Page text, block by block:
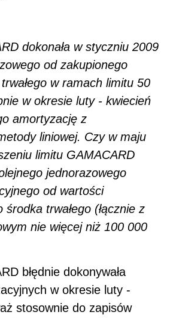
dokonała w styczniu 2009
od zakupionego
w ramach limitu 50
w okresie luty - kwiecień
amortyzację z
liniowej. Czy w maju
limitu GAMACARD
jednorazowego
od wartości
trwałego (łącznie z
nie więcej niż 100 000
błędnie dokonywała
w okresie luty -
stosownie do zapisów